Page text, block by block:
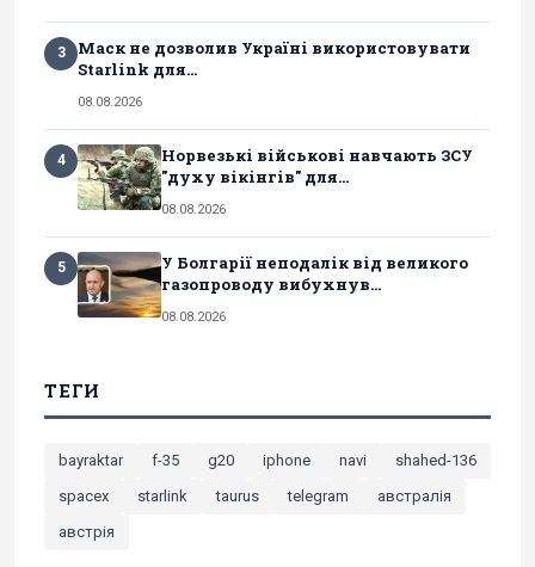
3
Маск не дозволив Україні використовувати
Starlink для...
08.08.2026
4
Норвезькі військові навчають ЗСУ
"духу вікінгів" для...
08.08.2026
5
У Болгарії неподалік від великого
газопроводу вибухнув...
08.08.2026
ТЕГИ
bayraktar f-35 g20 iphone navi
shahed-136
spacex
starlink taurus telegram
австралія
австрія